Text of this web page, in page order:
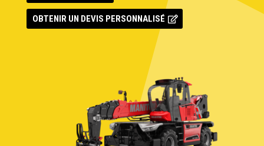
OBTENIR UN DEVIS PERSONNALISÉ